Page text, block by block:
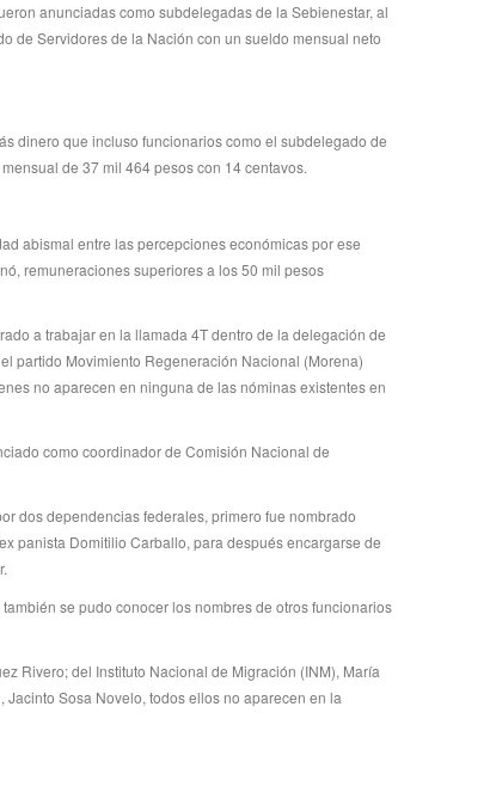
anunciadas como subdelegadas de la Sebienestar, al
de Servidores de la Nación con un sueldo mensual neto
dinero que incluso funcionarios como el subdelegado de
de 37 mil 464 pesos con 14 centavos.
abismal entre las percepciones económicas por ese
remuneraciones superiores a los 50 mil pesos
a trabajar en la llamada 4T dentro de la delegación de
partido Movimiento Regeneración Nacional (Morena)
no aparecen en ninguna de las nóminas existentes en
como coordinador de Comisión Nacional de
dos dependencias federales, primero fue nombrado
panista Domitilio Carballo, para después encargarse de
se pudo conocer los nombres de otros funcionarios
Rivero; del Instituto Nacional de Migración (INM), María
Sosa Novelo, todos ellos no aparecen en la